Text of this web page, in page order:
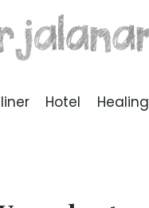
Hotel Healing